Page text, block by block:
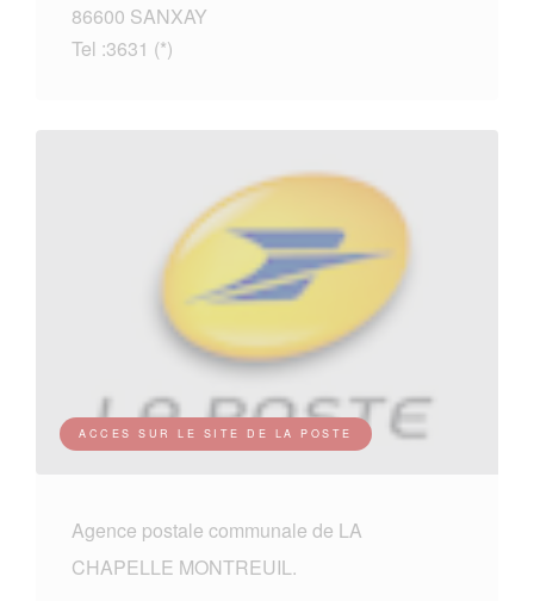
86600 SANXAY
Tel :3631 (*)
ACCES SUR LE SITE DE LA POSTE
Agence postale communale de LA
CHAPELLE MONTREUIL.